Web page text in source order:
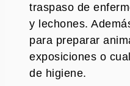
traspaso de
y lechones.
para preparar
exposiciones o
de higiene.